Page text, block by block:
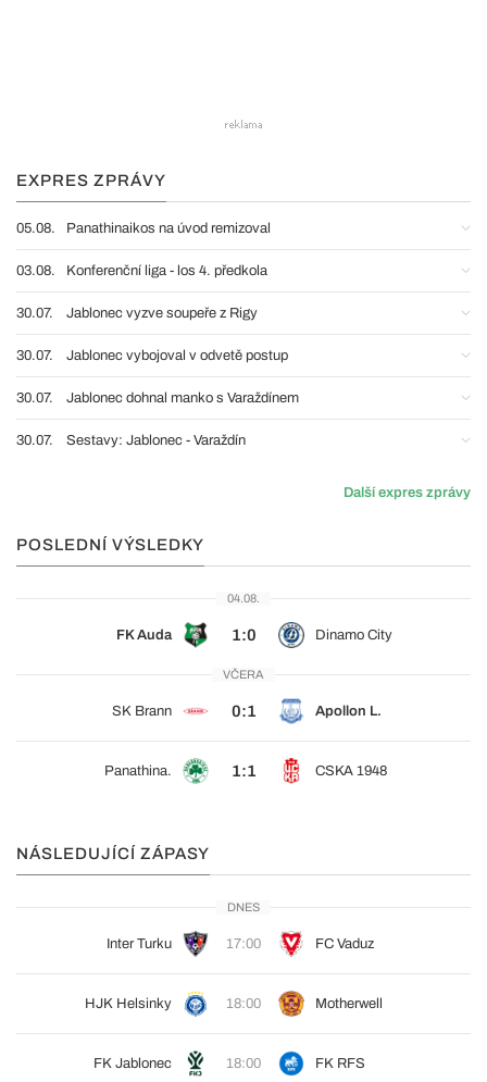
EXPRES ZPRÁVY
05.08. Panathinaikos na úvod remizoval
03.08. Konferenční liga - los 4. předkola
30.07. Jablonec vyzve soupeře z Rigy
30.07. Jablonec vybojoval v odvetě postup
30.07. Jablonec dohnal manko s Varaždínem
30.07. Sestavy: Jablonec - Varaždín
Další expres zprávy
POSLEDNÍ VÝSLEDKY
04.08.
FK Auda 1:0 Dinamo City
VČERA
SK Brann 0:1 Apollon L.
Panathina. 1:1 CSKA 1948
NÁSLEDUJÍCÍ ZÁPASY
DNES
Inter Turku 17:00 FC Vaduz
HJK Helsinky 18:00 Motherwell
FK Jablonec 18:00 FK RFS